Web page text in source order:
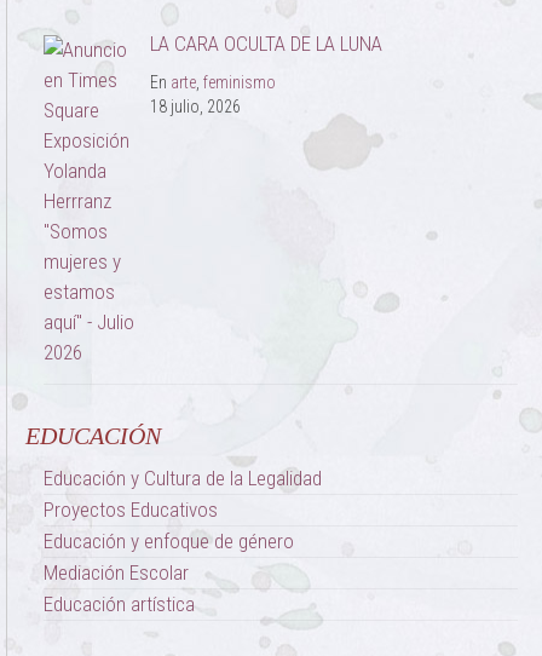
LA CARA OCULTA DE LA LUNA
En arte, feminismo
18 julio, 2026
EDUCACIÓN
Educación y Cultura de la Legalidad
Proyectos Educativos
Educación y enfoque de género
Mediación Escolar
Educación artística